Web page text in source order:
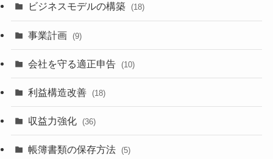
ビジネスモデルの構築 (18)
事業計画 (9)
会社を守る適正申告 (10)
利益構造改善 (18)
収益力強化 (36)
帳簿書類の保存方法 (5)